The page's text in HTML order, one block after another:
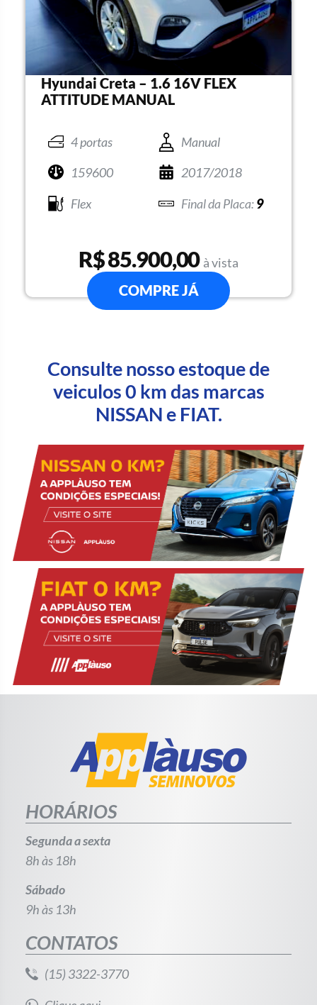
Hyundai Creta – 1.6 16V FLEX
ATTITUDE MANUAL
4 portas
Manual
159600
2017/2018
Flex
9
R$ 85.900,00 à vista
COMPRE JÁ
Consulte nosso estoque de
veiculos 0 km das marcas
NISSAN e FIAT.
HORÁRIOS
Segunda a sexta
8h às 18h
Sábado
9h às 13h
CONTATOS
(15) 3322-3770